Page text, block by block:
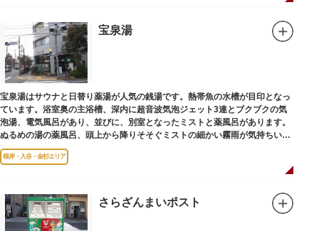
宝泉湯
宝泉湯はサウナと日替り薬湯が人気の銭湯です。熱帯魚の水槽が目印となっ
ています。浴室奥の主浴槽、深内に超音波気泡ジェット3連とブクブクの気
泡湯、電気風呂があり、並びに、別室となったミストと薬風呂があります。
ぬるめの湯の薬風呂、頭上から降りそそぐミストの細かい霧雨が気持ちいい
と評判です。
根岸・入谷・金杉エリア
さらざんまいポスト